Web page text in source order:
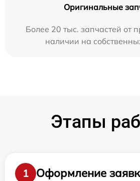
Оригинальные
Более 20 тыс. запчастей от
наличии на
Этапы
1
Оформление